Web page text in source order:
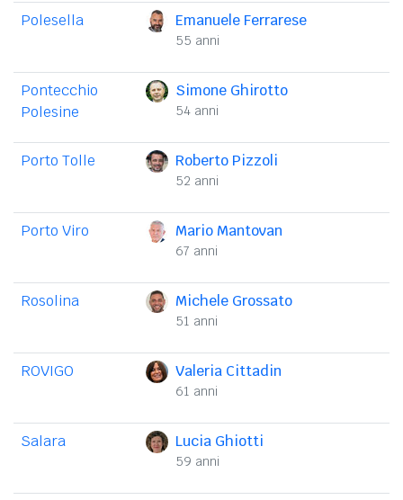
Polesella Emanuele Ferrarese
55 anni
Pontecchio
Polesine
Simone Ghirotto
54 anni
Porto Tolle Roberto Pizzoli
52 anni
Porto Viro Mario Mantovan
67 anni
Rosolina Michele Grossato
51 anni
ROVIGO Valeria Cittadin
61 anni
Salara Lucia Ghiotti
59 anni